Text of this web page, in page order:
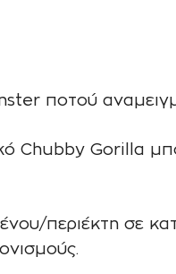
ποτού
Chubby Gorilla
περιέκτη σε